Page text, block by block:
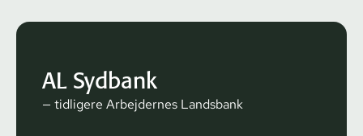
AL Sydbank
— tidligere Arbejdernes Landsbank